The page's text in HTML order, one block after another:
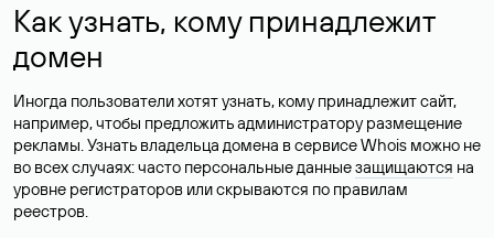
Как узнать, кому принадлежит
домен
Иногда пользователи хотят узнать, кому принадлежит сайт,
например, чтобы предложить администратору размещение
рекламы. Узнать владельца домена в сервисе Whois можно не
во всех случаях: часто персональные данныезащищаются на
уровне регистраторов или скрываются по правилам
реестров.